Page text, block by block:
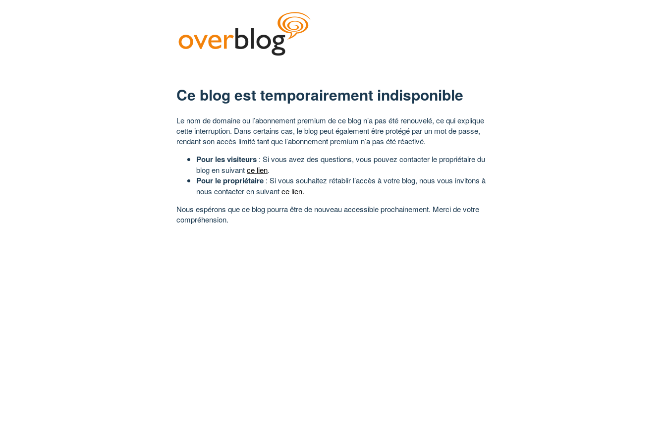
Ce blog est temporairement indisponible
Le nom de domaine ou l’abonnement premium de ce blog n’a pas été renouvelé, ce qui explique
cette interruption. Dans certains cas, le blog peut également être protégé par un mot de passe,
rendant son accès limité tant que l’abonnement premium n’a pas été réactivé.
Pour les visiteurs : Si vous avez des questions, vous pouvez contacter le propriétaire du
blog en suivantce lien.
Pour le propriétaire : Si vous souhaitez rétablir l’accès à votre blog, nous vous invitons à
nous contacter en suivantce lien.
Nous espérons que ce blog pourra être de nouveau accessible prochainement. Merci de votre
compréhension.